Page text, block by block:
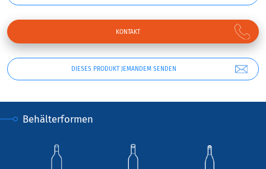
DIESES PRODUKT JEMANDEM SENDEN
KONTAKT
Behälterformen